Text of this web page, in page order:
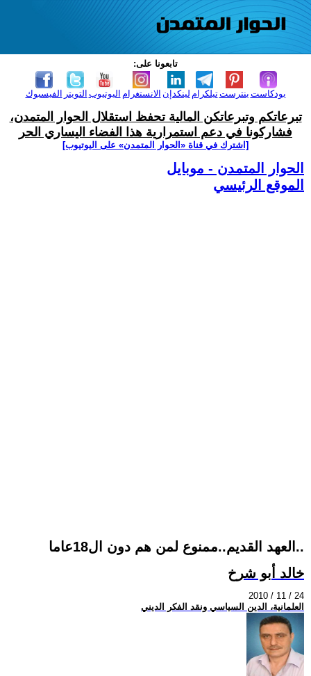
تابعونا على:
الفيسبوك التويتر اليوتيوب الانستغرام لينكدإن تيلكرامبنترست بودكاست
تبرعاتكم وتبرعاتكن المالية تحفظ استقلال الحوار المتمدن،
فشاركونا في دعم استمرارية هذا الفضاء اليساري الحر
[اشترك في قناة ‫«الحوار المتمدن» على اليوتيوب]
الحوار المتمدن - موبايل
الموقع الرئيسي
العهد القديم..ممنوع لمن هم دون ال18عاما..
خالد أبو شرخ
2010 / 11 / 24
العلمانية، الدين السياسي ونقد الفكر الديني